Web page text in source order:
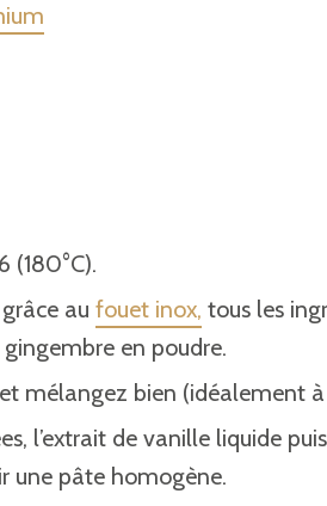
(180°C).
au fouet inox, tous les
en poudre.
mélangez bien (idéalement à
l’extrait de vanille liquide
une pâte homogène.